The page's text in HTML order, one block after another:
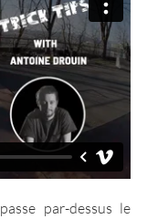
par-dessus le